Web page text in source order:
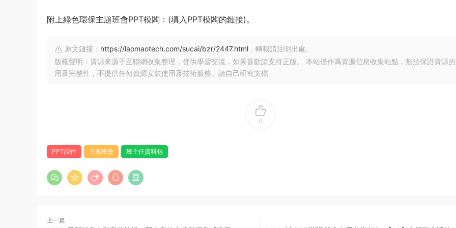
附上綠色環保主題班會PPT模闆：(填入PPT模闆的鏈接)。
原文鏈接： https://laomaotech.com/sucai/bzr/2447.html ，轉載請注明出處。
版權聲明：資源來源于互聯網收集整理，僅供學習交流，如果喜歡請支持正版。 本站僅作爲資源信息收集站點，無法保證資源
用及完整性，不提供任何資源安裝使用及技術服務。請自己研究文檔
0
PPT課件 主題班會 班主任資料包
上一篇